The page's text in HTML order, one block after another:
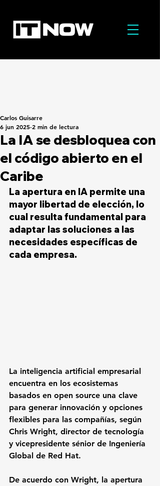
La IA se desbloquea con
el código abierto en el
Caribe
Carlos Guisarre
6 jun 2025 2 min de lectura
La apertura en IA permite una
mayor libertad de elección, lo
cual resulta fundamental para
adaptar las soluciones a las
necesidades específicas de
cada empresa.
La inteligencia artificial empresarial
encuentra en los ecosistemas
basados en open source una clave
para generar innovación y opciones
flexibles para las compañías, según
Chris Wright, director de tecnología
y vicepresidente sénior de Ingeniería
Global de Red Hat.
De acuerdo con Wright, la apertura